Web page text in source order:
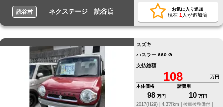
読谷村 ネクステージ 読谷店 お気に入り追加
現在 1 人が追加済
スズキ
ハスラー 660 G
支払総額
108
万円
本体価格
98 万円
諸費用
10 万円
2017(H29) |
4.3万km |
検車検整備付 |